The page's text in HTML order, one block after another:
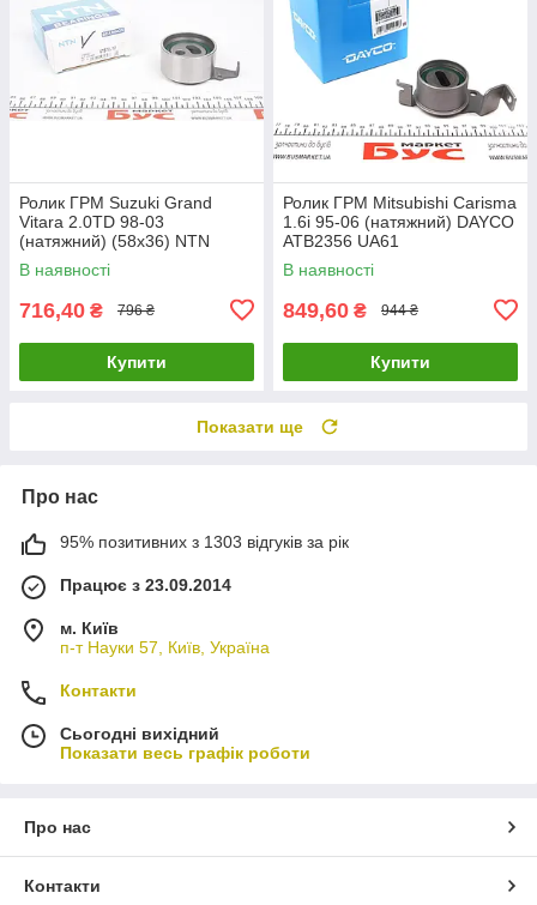
Ролик ГРМ Suzuki Grand
Vitara 2.0TD 98-03
(натяжний) (58x36) NTN
GT370.12 UA61
В наявності
716,40 ₴ 796 ₴
Купити
Ролик ГРМ Mitsubishi Carisma
1.6i 95-06 (натяжний) DAYCO
ATB2356 UA61
В наявності
849,60 ₴ 944 ₴
Купити
Показати ще
Про нас
95% позитивних з 1303 відгуків за рік
Працює з 23.09.2014
м. Київ
п-т Науки 57, Київ, Україна
Контакти
Сьогодні вихідний
Показати весь графік роботи
Про нас
Контакти